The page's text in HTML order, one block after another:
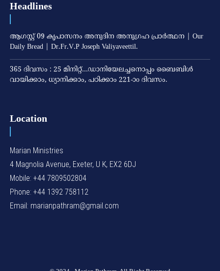
Headlines
ആഗസ്റ്റ് 09 കൃപാസനം അനുദിന അനുഗ്രഹ പ്രാർത്ഥന | Our
Daily Bread | Dr.Fr.V.P Joseph Valiyaveettil.
365 ദിവസം : 25 മിനിറ്റ്…ഡാനിയേലച്ചനൊപ്പം ബൈബിൾ
വായിക്കാം, ധ്യാനിക്കാം, പഠിക്കാം 221-ാo ദിവസം.
Location
Marian Ministries
4 Magnolia Avenue, Exeter, U K, EX2 6DJ
Mobile: +44 7809502804
Phone: +44 1392 758112
Email: marianpathram@gmail.com